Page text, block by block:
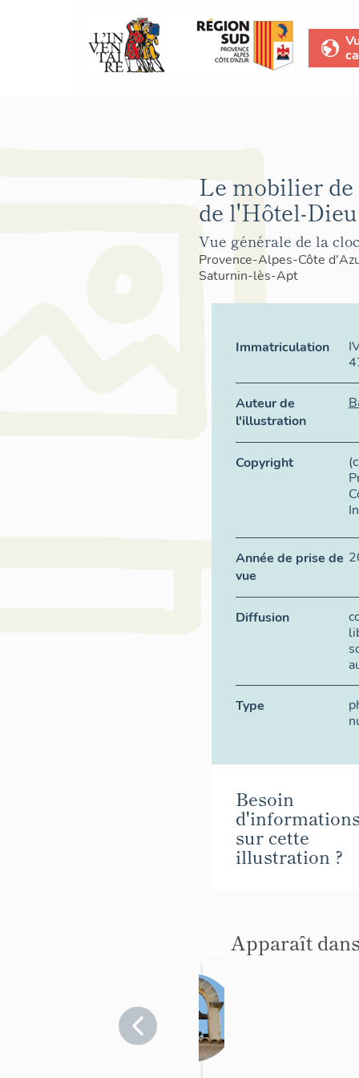
Le mobilier
de l'Hôtel-
Vue générale de la
Provence-Alpes-Côte
Saturnin-lès-Apt
Immatriculation
Auteur de
l'illustration
Copyright
Année de prise de
vue
Diffusion
Type
Besoin
sur cette
illustration ?
Apparaît